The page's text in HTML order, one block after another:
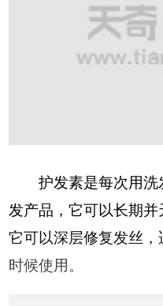
护发素是每次用洗
发产品，它可以长期并
它可以深层修复发丝
时候使用。